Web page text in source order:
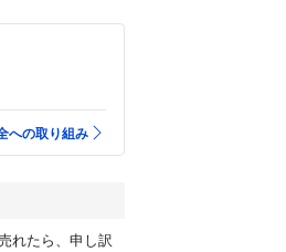
への取り組み
れたら、申し訳